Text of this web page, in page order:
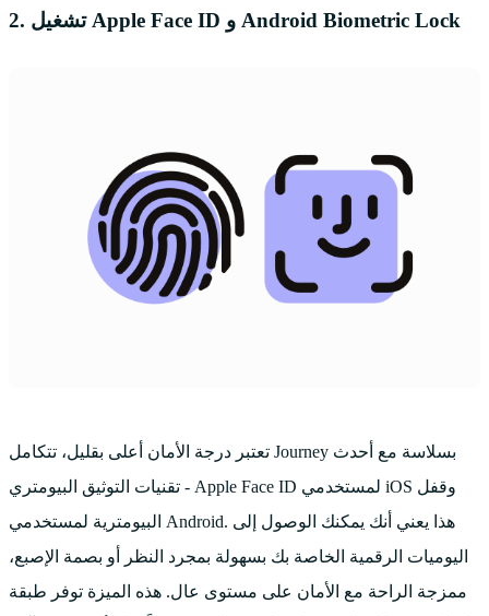
2. تشغيل Apple Face ID و Android Biometric Lock
تعتبر درجة الأمان أعلى بقليل، تتكامل Journey بسلاسة مع أحدث
تقنيات التوثيق البيومتري - Apple Face ID لمستخدمي iOS وقفل
البيومترية لمستخدمي Android. هذا يعني أنك يمكنك الوصول إلى
اليوميات الرقمية الخاصة بك بسهولة بمجرد النظر أو بصمة الإصبع،
ممزجة الراحة مع الأمان على مستوى عال. هذه الميزة توفر طبقة